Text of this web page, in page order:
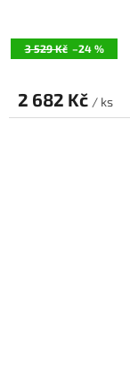
3 529 Kč –24 %
2 682 Kč / ks